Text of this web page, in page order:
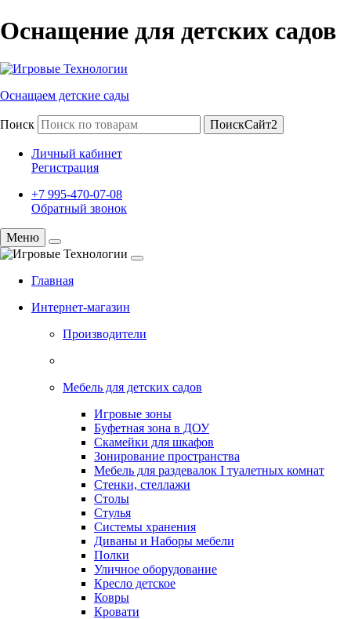
Оснащение для детских садов
Оснащаем детские сады
Поиск ПоискСайт2
Личный кабинет
Регистрация
+7 995-470-07-08
Обратный звонок
Меню
Главная
Интернет-магазин
Производители
Мебель для детских садов
Игровые зоны
Буфетная зона в ДОУ
Скамейки для шкафов
Зонирование пространства
Мебель для раздевалок I туалетных комнат
Стенки, стеллажи
Столы
Стулья
Системы хранения
Диваны и Наборы мебели
Полки
Уличное оборудование
Кресло детское
Ковры
Кровати